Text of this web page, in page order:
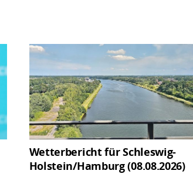
Wetterbericht für Schleswig-
Holstein/Hamburg (08.08.2026)